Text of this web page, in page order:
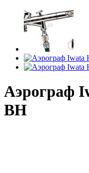
Аэрограф
BH